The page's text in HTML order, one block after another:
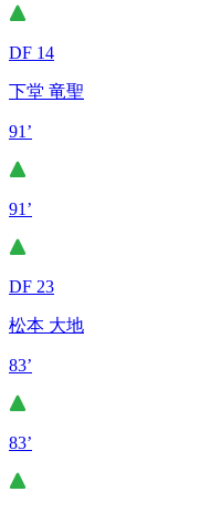
DF 14
下堂 竜聖
91’
91’
DF 23
松本 大地
83’
83’